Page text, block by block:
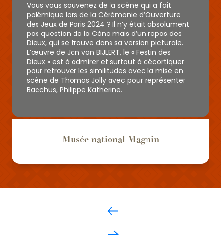
Vous vous souvenez de la scène qui a fait
polémique lors de la Cérémonie d’Ouverture
des Jeux de Paris 2024 ? Il n’y était absolument
pas question de la Cène mais d’un repas des
Dieux, qui se trouve dans sa version picturale.
L’œuvre de Jan van BIJLERT, le « Festin des
Dieux » est à admirer et surtout à décortiquer
pour retrouver les similitudes avec la mise en
scène de Thomas Jolly avec pour représenter
Bacchus, Philippe Katherine.
Musée national Magnin